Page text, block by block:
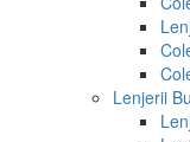
Lenjerii